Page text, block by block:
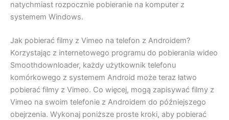
natychmiast rozpocznie pobieranie na komputer z
systemem Windows.
Jak pobierać filmy z Vimeo na telefon z Androidem?
Korzystając z internetowego programu do pobierania wideo
Smoothdownloader, każdy użytkownik telefonu
komórkowego z systemem Android może teraz łatwo
pobierać filmy z Vimeo. Co więcej, mogą zapisywać filmy z
Vimeo na swoim telefonie z Androidem do późniejszego
obejrzenia. Wykonaj poniższe proste kroki, aby pobierać